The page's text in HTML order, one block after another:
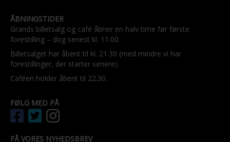
ÅBNINGSTIDER
Grands billetsalg og café åbner en halv time før første
forestilling – dog senest kl. 11.00.
Billetsalget har åbent til kl. 21.30 (med mindre vi har
forestillinger, der starter senere).
Caféen holder åbent til 22.30.
FØLG MED PÅ
FÅ VORES NYHEDSBREV